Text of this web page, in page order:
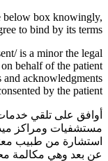
below box knowingly,
to bind by its terms.
is a minor the legal
behalf of the patient
and acknowledgments
by the patient.
أوافق على تلقي
مستشفيات ومراكز
استشارة من طبيب
عن بعد وهي مكالمة